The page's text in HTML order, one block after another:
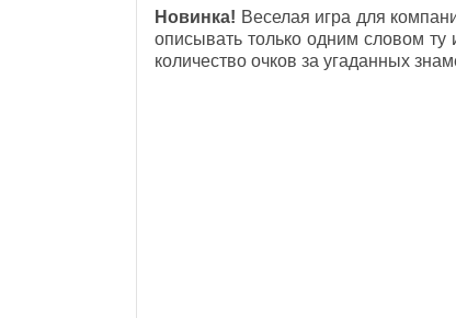
Новинка! Веселая игра для
описывать только одним словом
количество очков за угаданных